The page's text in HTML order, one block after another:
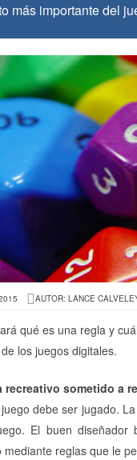
más importante del
AUTOR: LANCE
qué es una regla y
los juegos digitales.
recreativo sometido a
debe ser jugado.
El buen
reglas que le